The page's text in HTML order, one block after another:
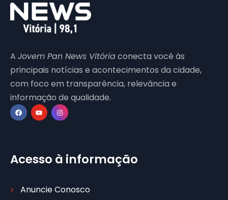
A Jovem Pan News Vitóriaconecta você às
principais notícias e acontecimentos da cidade,
com foco em transparência, relevância e
informação de qualidade.
Acesso à informação
Anuncie Conosco